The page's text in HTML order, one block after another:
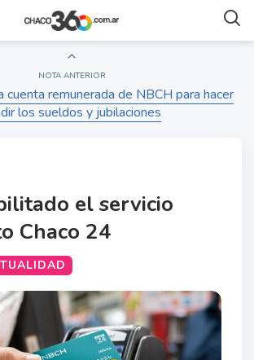
NOTA ANTERIOR
cuenta remunerada de NBCH para hacer
los sueldos y jubilaciones
el servicio
Chaco 24